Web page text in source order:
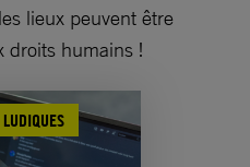
lieux peuvent être
droits humains !